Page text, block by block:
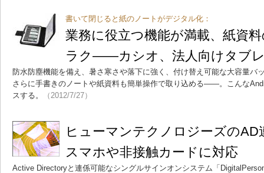
書いて閉じると紙のノートがデジタル化：
業務に役立つ機能が満載、紙資
ラク――カシオ、法人向けタブ
防水防塵機能を備え、暑さ寒さや落下に強く、付け替え可能な大容量バ
さらに手書きのノートや紙資料も簡単操作で取り込める――。こんな
スする。
（2012/7/27）
ヒューマンテクノロジーズのAD
スマホや非接触カードに対応
Active Directoryと連係可能なシングルサインオンシステム「